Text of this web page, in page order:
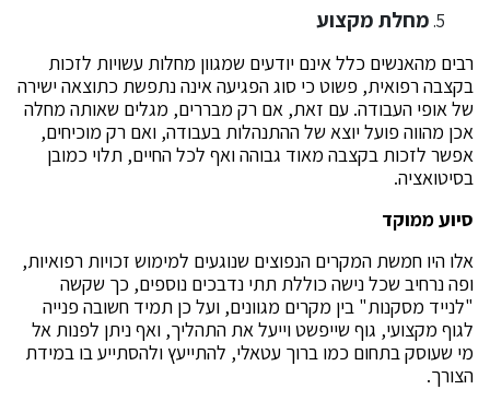
מחלת מקצוע
רבים מהאנשים כלל אינם יודעים שמגוון מחלות עשויות לזכות
בקצבה רפואית, פשוט כי סוג הפגיעה אינה נתפשת כתוצאה ישירה
של אופי העבודה. עם זאת, אם רק מבררים, מגלים שאותה מחלה
אכן מהווה פועל יוצא של ההתנהלות בעבודה, ואם רק מוכיחים,
אפשר לזכות בקצבה מאוד גבוהה ואף לכל החיים, תלוי כמובן
בסיטואציה.
סיוע ממוקד
אלו היו חמשת המקרים הנפוצים שנוגעים למימוש זכויות רפואיות,
ופה נרחיב שכל נישה כוללת תתי נדבכים נוספים, כך שקשה
"לנייד מסקנות" בין מקרים מגוונים, ועל כן תמיד חשובה פנייה
לגוף מקצועי, גוף שייפשט וייעל את התהליך, ואף ניתן לפנות אל
מי שעוסק בתחום כמו ברוך עטאלי, להתייעץ ולהסתייע בו במידת
הצורך.